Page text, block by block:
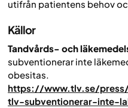
utifrån patientens behov
Källor
Tandvårds- och
subventionerar inte
obesitas.
https://www.tlv.se/
tlv-subventionerar-inte-